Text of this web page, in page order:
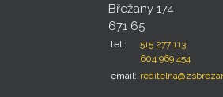
Břežany 174
671 65
tel.:
515 277 113
604 969 454
email: